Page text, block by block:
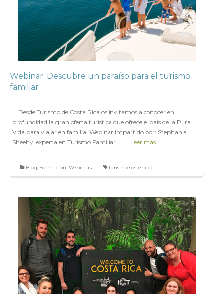
Webinar. Descubre un paraíso para el turismo
familiar
Desde Turismo de Costa Rica os invitamos a conocer en
profundidad la gran oferta turística que ofrece el país de la Pura
Vida para viajar en familia. Webinar impartido por: Stephanie
Sheehy, experta en Turismo Familiar. … Leer más
Blog Formación Webinars turismo sostenible